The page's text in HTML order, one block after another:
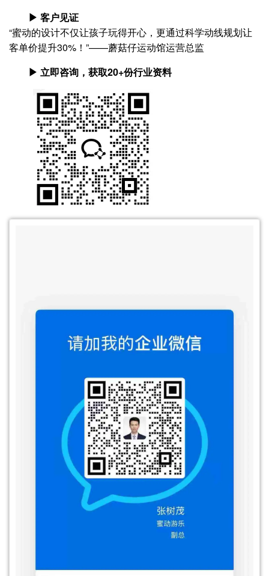
▶ 客户见证
“蜜动的设计不仅让孩子玩得开心，更通过科学动线规划让
客单价提升30%！”——蘑菇仔运动馆运营总监
▶ 立即咨询，获取20+份行业资料